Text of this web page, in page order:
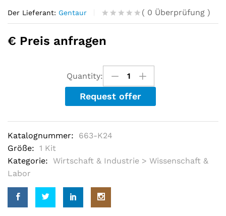
Der Lieferant: Gentaur
R
t
o
u
t
o
f
5
a
e
n
0
s
t
o
m
( 0 Überprüfung )
€ Preis anfragen
Quantity:
Request offer
Katalognummer:
663-K24
Größe: 1 Kit
Kategorie:
Wirtschaft & Industrie > Wissenschaft &
Labor